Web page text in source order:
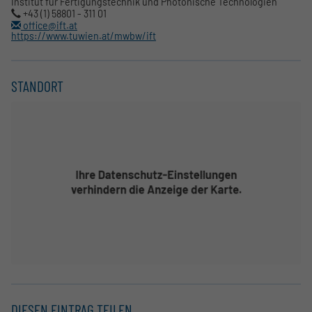
+43 (1) 58801 - 311 01
office@ift.at
https://www.tuwien.at/mwbw/ift
STANDORT